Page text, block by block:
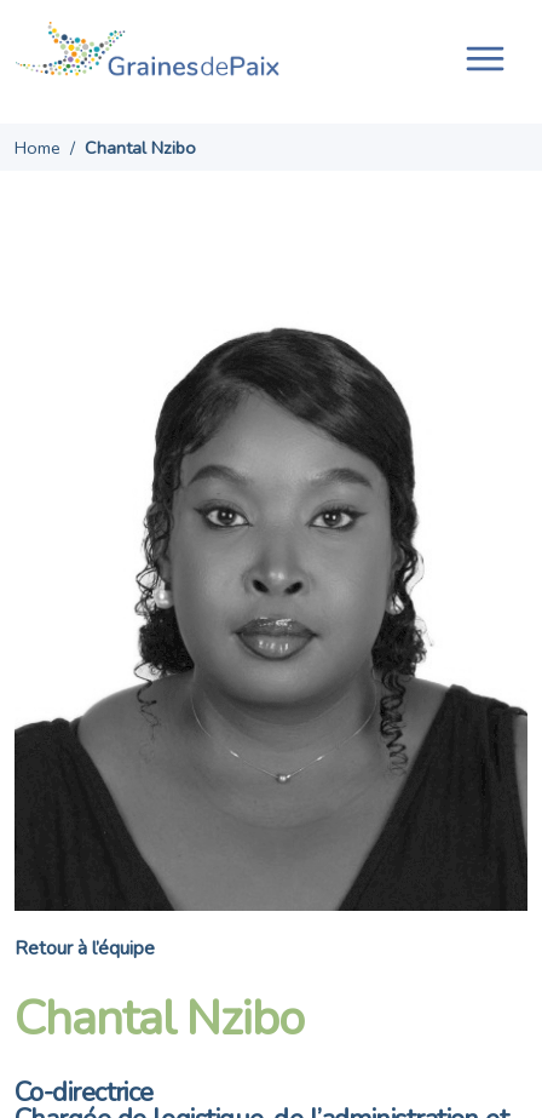
content
Home / Chantal Nzibo
Retour à l’équipe
Chantal Nzibo
Co-directrice